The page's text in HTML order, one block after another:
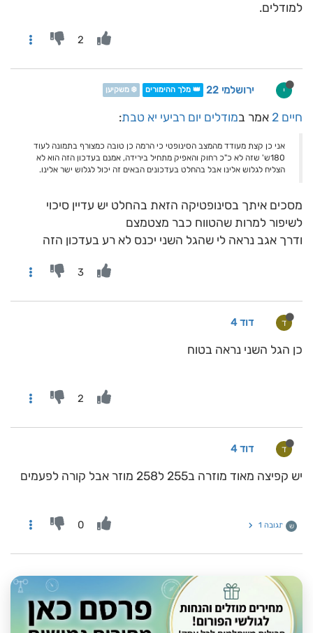
למודלים.
2
י ירושלמי 22 👑 מלך ההימורים ❄️ משקיען
חיים 2 אמר במודלים יום רביעי יא טבת:
אני כן קצת מעודד מהמצב הסינופטי כי הרמה כן טובה כמצורף בתמונה לעוד
180ש' שזה לא כ"כ רחוק והאפיק מתחיל בירידה, אמנם בעדכון הזה הוא לא
הצליח לגלוש אלינו אבל בהחלט בעדכונים הבאים זה יכול לגלוש ישר אלינו.
מסכים איתך בסינופטיקה הזאת בהחלט יש עדיין סיכוי
לשיפור למרות שהטווח כבר מצטמצם
ודרך אגב נראה לי שהגל השני יכנס לא רע בעדכון הזה
3
ד דוד 4
כן הגל השני נראה בטוח
2
ד דוד 4
יש קפיצה מאוד מוזרה ב255 ל258 מוזר אבל קורה לפעמים
ש תגובה 1 0